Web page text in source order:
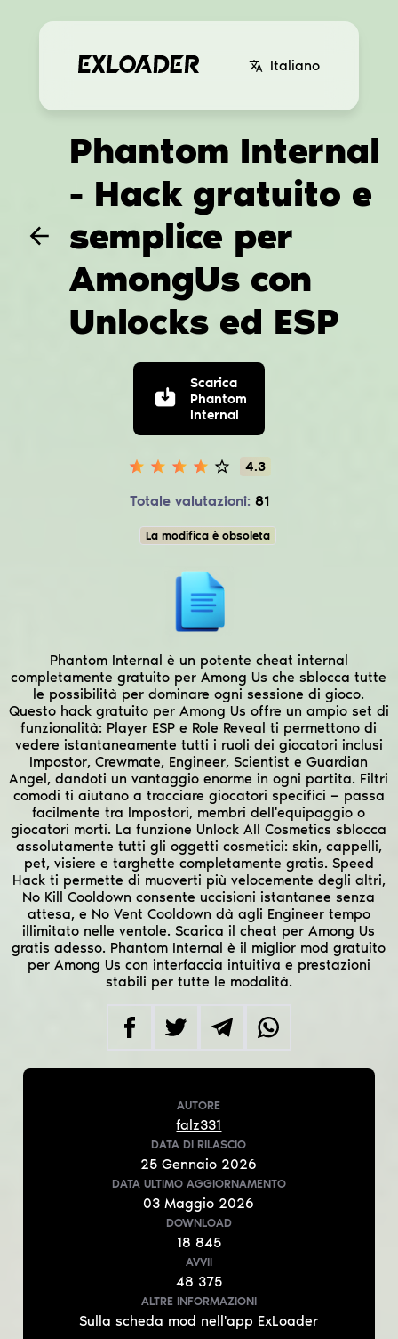
Italiano
Phantom Internal
- Hack gratuito e
semplice per
AmongUs con
Unlocks ed ESP
Scarica
Phantom
Internal
4.3
Totale valutazioni: 81
La modifica è obsoleta
Phantom Internal è un potente cheat internal
completamente gratuito per Among Us che sblocca tutte
le possibilità per dominare ogni sessione di gioco.
Questo hack gratuito per Among Us offre un ampio set di
funzionalità: Player ESP e Role Reveal ti permettono di
vedere istantaneamente tutti i ruoli dei giocatori inclusi
Impostor, Crewmate, Engineer, Scientist e Guardian
Angel, dandoti un vantaggio enorme in ogni partita. Filtri
comodi ti aiutano a tracciare giocatori specifici — passa
facilmente tra Impostori, membri dell'equipaggio o
giocatori morti. La funzione Unlock All Cosmetics sblocca
assolutamente tutti gli oggetti cosmetici: skin, cappelli,
pet, visiere e targhette completamente gratis. Speed
Hack ti permette di muoverti più velocemente degli altri,
No Kill Cooldown consente uccisioni istantanee senza
attesa, e No Vent Cooldown dà agli Engineer tempo
illimitato nelle ventole. Scarica il cheat per Among Us
gratis adesso. Phantom Internal è il miglior mod gratuito
per Among Us con interfaccia intuitiva e prestazioni
stabili per tutte le modalità.
AUTORE
falz331
DATA DI RILASCIO
25Gennaio 2026
DATA ULTIMO AGGIORNAMENTO
03Maggio 2026
DOWNLOAD
18 845
AVVII
48 375
ALTRE INFORMAZIONI
Sulla scheda mod nell'app ExLoader